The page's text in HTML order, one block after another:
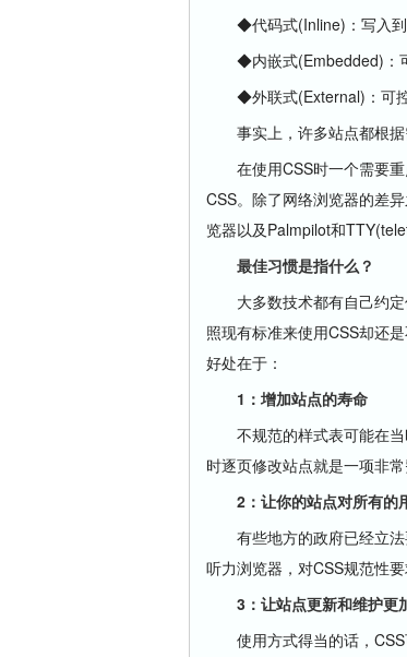
◆代码式(Inline)：写入到
◆内嵌式(Embedded)：可
◆外联式(External)：可控
事实上，许多站点都根据
在使用CSS时一个需要重
CSS。除了网络浏览器的差
览器以及Palmpilot和
最佳习惯是指什么？
大多数技术都有自己约定
照现有标准来使用CSS却还
好处在于：
1：增加站点的寿命
不规范的样式表可能在当
时逐页修改站点就是一项非
2：让你的站点对所有的用
有些地方的政府已经立法
听力浏览器，对CSS规范性要
3：让站点更新和维护更加
使用方式得当的话，CSS